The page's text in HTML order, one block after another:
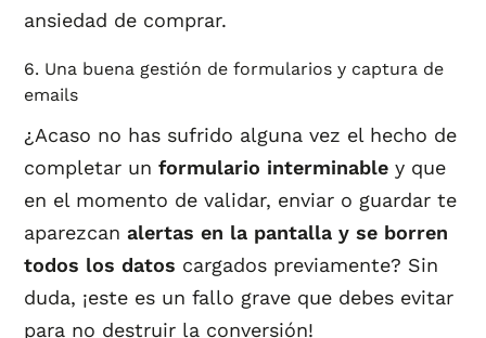
ansiedad de comprar.
6. Una buena gestión de formularios y captura de
emails
¿Acaso no has sufrido alguna vez el hecho de
completar unformulario interminable y que
en el momento de validar, enviar o guardar te
aparezcanalertas en la pantalla y se borren
todos los datos cargados previamente? Sin
duda, ¡este es un fallo grave que debes evitar
para no destruir la conversión!